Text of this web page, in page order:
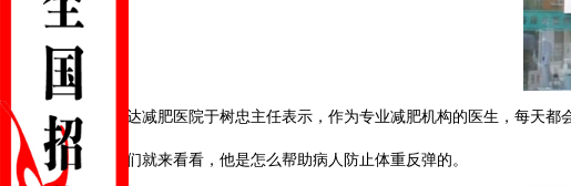
长春康达减肥医院于树忠主任表示 ，作为专业减肥机构的 医生 ，每天都
下面我们就来看看，他是怎么帮助病人防止体重反弹的。